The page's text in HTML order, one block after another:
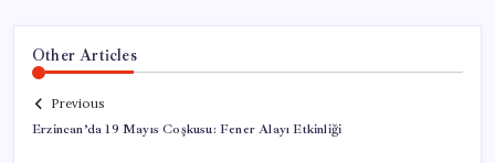
Other Articles
Previous
Erzincan’da 19 Mayıs Coşkusu: Fener Alayı Etkinliği